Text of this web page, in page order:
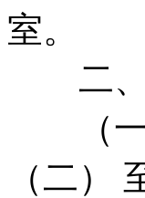
室。
二、
（一
（二）